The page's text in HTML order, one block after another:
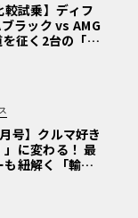
較試乗】ディフ
ラック vs AMG
征く2台の「対
号】クルマ好き
に変わる！ 最
紐解く「輸入